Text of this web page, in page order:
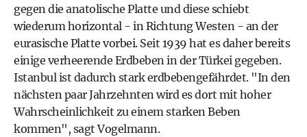
gegen die anatolische Platte und diese schiebt
wiederum horizontal - in Richtung Westen - an der
eurasische Platte vorbei. Seit 1939 hat es daher bereits
einige verheerende Erdbeben in der Türkei gegeben.
Istanbul ist dadurch stark erdbebengefährdet. "In den
nächsten paar Jahrzehnten wird es dort mit hoher
Wahrscheinlichkeit zu einem starken Beben
kommen", sagt Vogelmann.